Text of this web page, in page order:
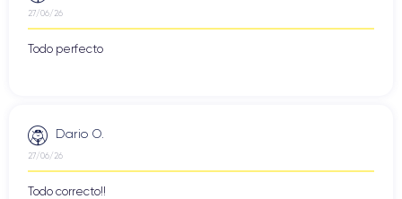
27/06/26
Todo perfecto
Dario O.
27/06/26
Todo correcto!!